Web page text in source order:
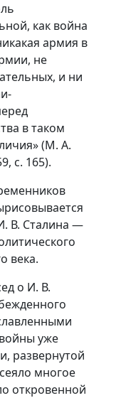
как война
армия в
не
и ни
в таком
(М. А.
с. 165).
В. Сталина —
века.
о И. В.
уже
развернутой
многое
откровенной